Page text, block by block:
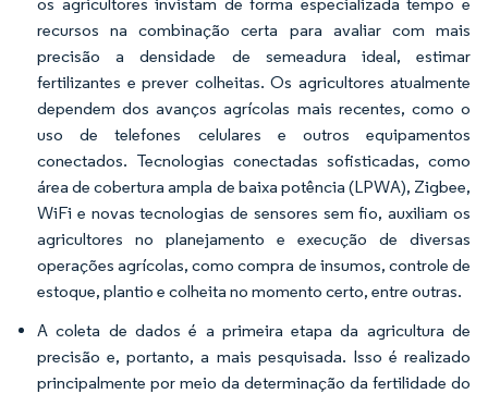
recursos na combinação certa para avaliar com mais
precisão a densidade de semeadura ideal, estimar
fertilizantes e prever colheitas. Os agricultores atualmente
dependem dos avanços agrícolas mais recentes, como o
uso de telefones celulares e outros equipamentos
conectados. Tecnologias conectadas sofisticadas, como
área de cobertura ampla de baixa potência (LPWA), Zigbee,
WiFi e novas tecnologias de sensores sem fio, auxiliam os
agricultores no planejamento e execução de diversas
operações agrícolas, como compra de insumos, controle de
estoque, plantio e colheita no momento certo, entre outras.
A coleta de dados é a primeira etapa da agricultura de
precisão e, portanto, a mais pesquisada. Isso é realizado
principalmente por meio da determinação da fertilidade do